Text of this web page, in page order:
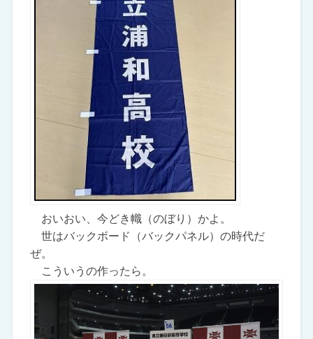
おいおい、今どき幟（のぼり）かよ。
世はバックボード（バックパネル）の時代だ
ぜ。
こういうの作ったら。